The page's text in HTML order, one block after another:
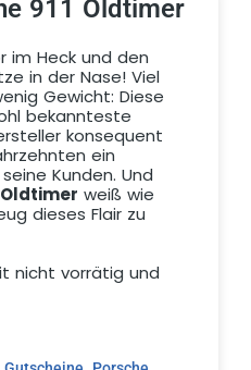
911 Oldtimer
im Heck und den
in der Nase! Viel
Gewicht: Diese
bekannteste
konsequent
ein
Kunden. Und
Oldtimer weiß wie
dieses Flair zu
nicht vorrätig und